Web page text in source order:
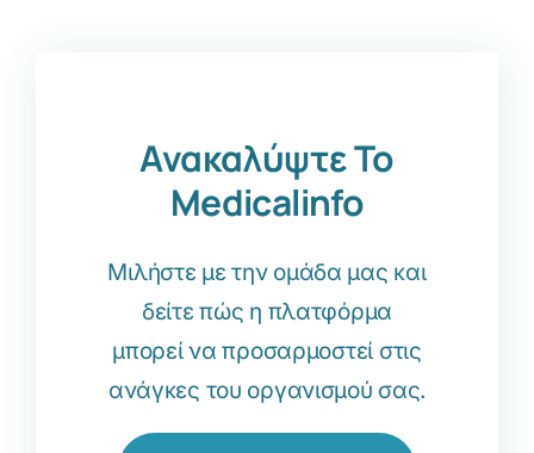
Ανακαλύψτε Το
Medicalinfo
Μιλήστε με την ομάδα μας και
δείτε πώς η πλατφόρμα
μπορεί να προσαρμοστεί στις
ανάγκες του οργανισμού σας.